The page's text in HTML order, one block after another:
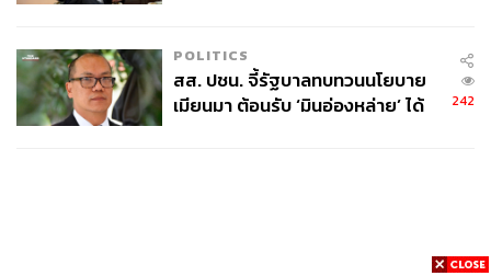
POLITICS
สส. ปชน. จี้รัฐบาลทบทวนนโยบาย
เมียนมา ต้อนรับ ‘มินอ่องหล่าย’ ได้
242